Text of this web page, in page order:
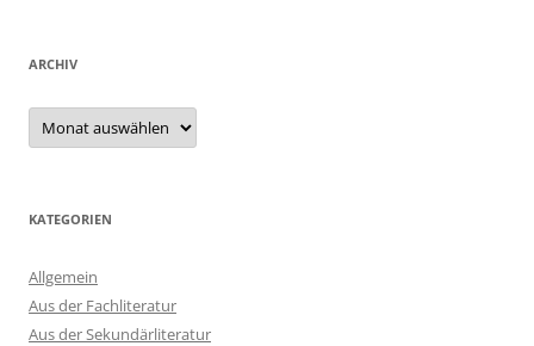
ARCHIV
Archiv
KATEGORIEN
Allgemein
Aus der Fachliteratur
Aus der Sekundärliteratur